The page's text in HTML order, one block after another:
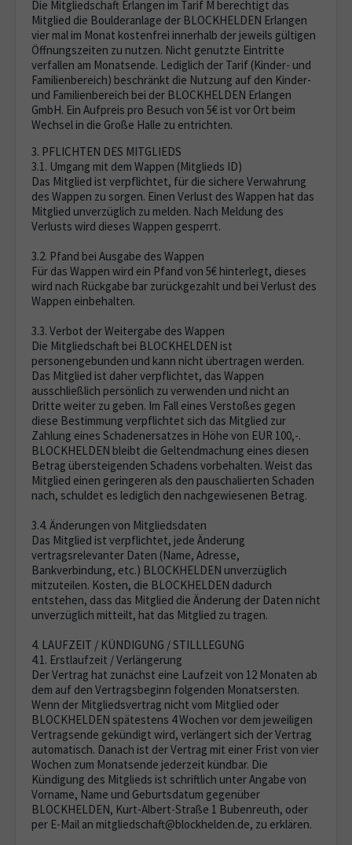
Die Mitgliedschaft Erlangen im Tarif M berechtigt das
Mitglied die Boulderanlage der BLOCKHELDEN Erlangen
vier mal im Monat kostenfrei innerhalb der jeweils gültigen
Öffnungszeiten zu nutzen. Nicht genutzte Eintritte
verfallen am Monatsende. Lediglich der Tarif (Kinder- und
Familienbereich) beschränkt die Nutzung auf den Kinder-
und Familienbereich bei der BLOCKHELDEN Erlangen
GmbH. Ein Aufpreis pro Besuch von 5€ ist vor Ort beim
Wechsel in die Große Halle zu entrichten.
3. PFLICHTEN DES MITGLIEDS
3.1. Umgang mit dem Wappen (Mitglieds ID)
Das Mitglied ist verpflichtet, für die sichere Verwahrung
des Wappen zu sorgen. Einen Verlust des Wappen hat das
Mitglied unverzüglich zu melden. Nach Meldung des
Verlusts wird dieses Wappen gesperrt.
3.2. Pfand bei Ausgabe des Wappen
Für das Wappen wird ein Pfand von 5€ hinterlegt, dieses
wird nach Rückgabe bar zurückgezahlt und bei Verlust des
Wappen einbehalten.
3.3. Verbot der Weitergabe des Wappen
Die Mitgliedschaft bei BLOCKHELDEN ist
personengebunden und kann nicht übertragen werden.
Das Mitglied ist daher verpflichtet, das Wappen
ausschließlich persönlich zu verwenden und nicht an
Dritte weiter zu geben. Im Fall eines Verstoßes gegen
diese Bestimmung verpflichtet sich das Mitglied zur
Zahlung eines Schadenersatzes in Höhe von EUR 100,-.
BLOCKHELDEN bleibt die Geltendmachung eines diesen
Betrag übersteigenden Schadens vorbehalten. Weist das
Mitglied einen geringeren als den pauschalierten Schaden
nach, schuldet es lediglich den nachgewiesenen Betrag.
3.4. Änderungen von Mitgliedsdaten
Das Mitglied ist verpflichtet, jede Änderung
vertragsrelevanter Daten (Name, Adresse,
Bankverbindung, etc.) BLOCKHELDEN unverzüglich
mitzuteilen. Kosten, die BLOCKHELDEN dadurch
entstehen, dass das Mitglied die Änderung der Daten nicht
unverzüglich mitteilt, hat das Mitglied zu tragen.
4. LAUFZEIT / KÜNDIGUNG / STILLLEGUNG
4.1. Erstlaufzeit / Verlängerung
Der Vertrag hat zunächst eine Laufzeit von 12 Monaten ab
dem auf den Vertragsbeginn folgenden Monatsersten.
Wenn der Mitgliedsvertrag nicht vom Mitglied oder
BLOCKHELDEN spätestens 4 Wochen vor dem jeweiligen
Vertragsende gekündigt wird, verlängert sich der Vertrag
automatisch. Danach ist der Vertrag mit einer Frist von vier
Wochen zum Monatsende jederzeit kündbar. Die
Kündigung des Mitglieds ist schriftlich unter Angabe von
Vorname, Name und Geburtsdatum gegenüber
BLOCKHELDEN, Kurt-Albert-Straße 1 Bubenreuth, oder
per E-Mail an mitgliedschaft@blockhelden.de, zu erklären.